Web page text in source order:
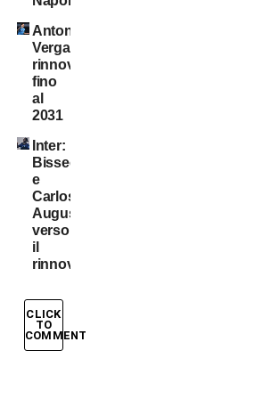
Antonio
Vergara,
rinnovo
fino
al
2031
Inter:
Bisseck
e
Carlos
Augusto
verso
il
rinnovo
CLICK
TO
COMMENT